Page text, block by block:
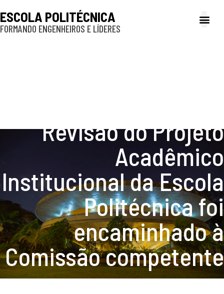
ESCOLA POLITÉCNICA
FORMANDO ENGENHEIROS E LÍDERES
Revisão do Projeto
Acadêmico
Institucional da Escola
Politécnica foi
encaminhado à
Comissão competente